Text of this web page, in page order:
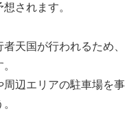
されます。
天国が行われるため、
辺エリアの駐車場を事